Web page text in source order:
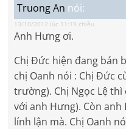
Truong An nói:
13/10/2012 lúc 11:19 chiều
Anh Hưng ơi.
Chị Đức hiện đang bán
chị Oanh nói : Chị Đức
trường). Chị Ngọc Lệ thì
với anh Hưng). Còn
lính lận mà. Chị Oanh